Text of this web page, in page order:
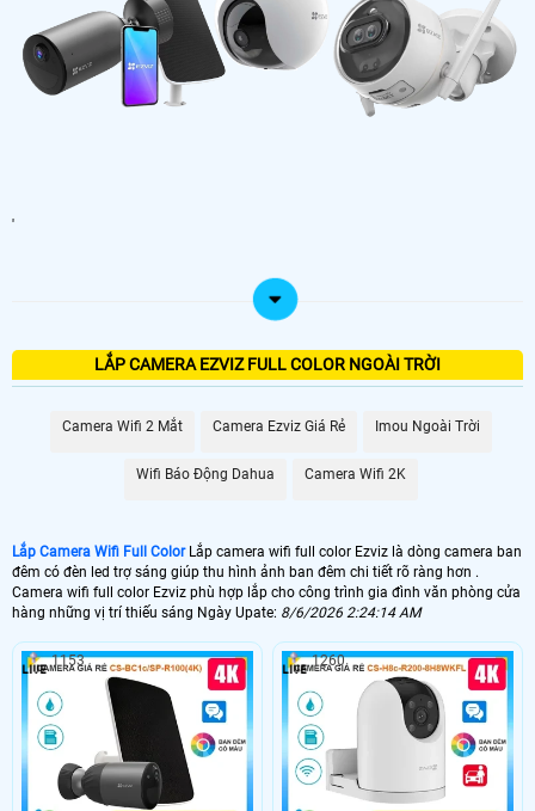
'
LẮP CAMERA EZVIZ FULL COLOR NGOÀI TRỜI
Camera Wifi 2 Mắt Camera Ezviz Giá Rẻ Imou Ngoài Trời
Wifi Báo Động Dahua Camera Wifi 2K
Lắp Camera Wifi Full ColorLắp camera wifi full color Ezviz là dòng camera ban
đêm có đèn led trợ sáng giúp thu hình ảnh ban đêm chi tiết rõ ràng hơn .
Camera wifi full color Ezviz phù hợp lắp cho công trình gia đình văn phòng cửa
hàng những vị trí thiếu sáng Ngày Upate: 8/6/2026 2:24:14 AM
1153 1260